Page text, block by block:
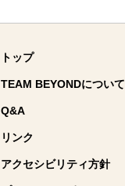
トップ
TEAM BEYONDについて
Q&A
リンク
アクセシビリティ方針